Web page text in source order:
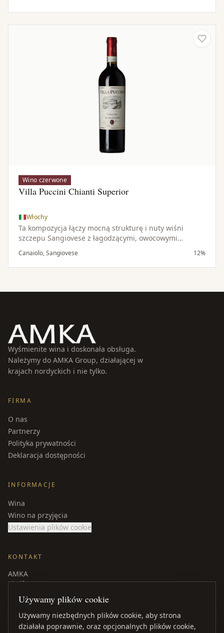
pełnocielistego, czyste, owocowe i wytrawne Grenache.
Wino czerwone
Villa Puccini Chianti Superior
Włochy
Ta kompozycja łączy mocną strukturę i nuty wiśni
szczepu Sangiovese z łagodzącymi, owocowymi
cechami Canaiolo, dając harmonijne i zrównoważone
wino.
Canaiolo, Sangiovese 12%
Wyśmienite wina i doskonała obsługa.
Należymy do AMKA Group, działającej w
krajach nordyckich i nie tylko.
FIRMA
O nas
Partnerzy
Polityka prywatności
Deklaracja dostępności
INFORMACJE
Wina
Wino na przyjęcia
Ustawienia plików cookie
KONTAKT
AMKA
Skeifan 15
Telefon
: +354 840 9539
amka@amka.is
Używamy plików cookie
Używamy niezbędnych plików cookie, aby strona
działała poprawnie, oraz opcjonalnych plików cookie,